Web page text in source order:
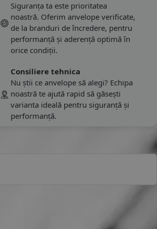
Siguranța ta este prioritatea
noastră. Oferim anvelope verificate,
de la branduri de încredere, pentru
performanță și aderență optimă în
orice condiții.
Consiliere tehnica
Nu știi ce anvelope să alegi? Echipa
noastră te ajută rapid să găsești
varianta ideală pentru siguranță și
performanță.